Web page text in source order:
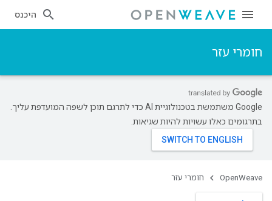
היכנס
חומרי עזר
‫Google משתמשת בטכנולוגיית AI כדי לתרגם תוכן לשפה המועדפת עליך.
בתרגומים כאלו עשויות להיות שגיאות.
OpenWeave חומרי עזר